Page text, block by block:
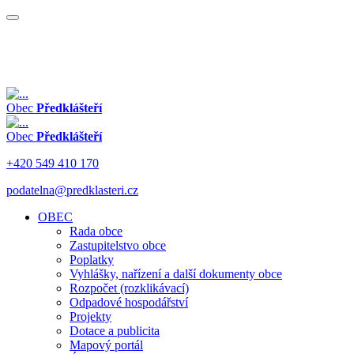
Obec Předklášteří
Obec Předklášteří
+420 549 410 170
podatelna@predklasteri.cz
OBEC
Rada obce
Zastupitelstvo obce
Poplatky
Vyhlášky, nařízení a další dokumenty obce
Rozpočet (rozklikávací)
Odpadové hospodářství
Projekty
Dotace a publicita
Mapový portál